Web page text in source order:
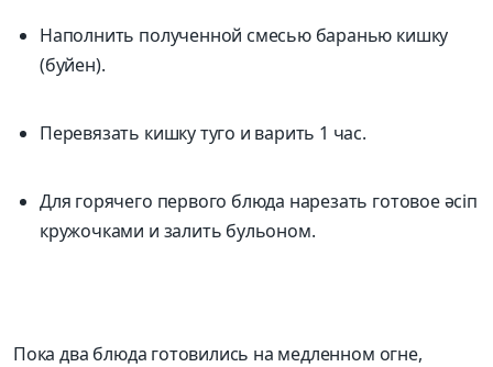
Наполнить полученной смесью баранью кишку
(буйен).
Перевязать кишку туго и варить 1 час.
Для горячего первого блюда нарезать готовое әсіп
кружочками и залить бульоном.
Пока два блюда готовились на медленном огне,